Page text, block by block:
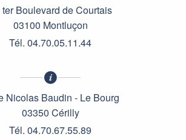
Boulevard de Courtais
03100 Montluçon
Tél. 04.70.05.11.44
Nicolas Baudin - Le Bourg
03350 Cérilly
Tél. 04.70.67.55.89